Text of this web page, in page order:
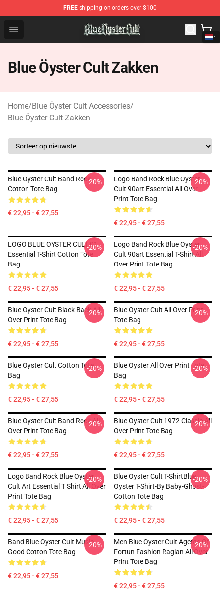
FREE shipping on orders over $100
Open menu
Blue Öyster Cult Store - Official Blue Öyster Cult
Blue Öyster Cult Zakken
Home/Blue Öyster Cult Accessories/
Blue Öyster Cult Zakken
Blue Oyster Cult Band Rock
Cotton Tote Bag
€ 22,95 - € 27,55
-20%
Logo Band Rock Blue Oyster
Cult 90art Essential All Over
Print Tote Bag
€ 22,95 - € 27,55
-20%
LOGO BLUE OYSTER CULT 01
Essential T-Shirt Cotton Tote
Bag
€ 22,95 - € 27,55
-20%
Logo Band Rock Blue Oyster
Cult 90art Essential T-Shirt All
Over Print Tote Bag
€ 22,95 - € 27,55
-20%
Blue Oyster Cult Black Back All
Over Print Tote Bag
€ 22,95 - € 27,55
-20%
Blue Oyster Cult All Over Print
Tote Bag
€ 22,95 - € 27,55
-20%
Blue Oyster Cult Cotton Tote
Bag
€ 22,95 - € 27,55
-20%
Blue Oyster All Over Print Tote
Bag
€ 22,95 - € 27,55
-20%
Blue Oyster Cult Band Rock All
Over Print Tote Bag
€ 22,95 - € 27,55
-20%
Blue Oyster Cult 1972 Classic All
Over Print Tote Bag
€ 22,95 - € 27,55
-20%
Logo Band Rock Blue Oyster
Cult Art Essential T Shirt All Over
Print Tote Bag
€ 22,95 - € 27,55
-20%
Blue Oyster Cult T-ShirtBlue
Oyster T-Shirt-By Baby-Ghost-
Cotton Tote Bag
€ 22,95 - € 27,55
-20%
Band Blue Oyster Cult Music
Good Cotton Tote Bag
€ 22,95 - € 27,55
-20%
Men Blue Oyster Cult Agents Of
Fortun Fashion Raglan All Over
Print Tote Bag
€ 22,95 - € 27,55
-20%